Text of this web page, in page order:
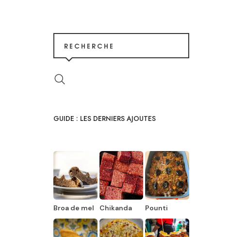
RECHERCHE
GUIDE : LES DERNIERS AJOUTES
Broa de mel Chikanda Pounti